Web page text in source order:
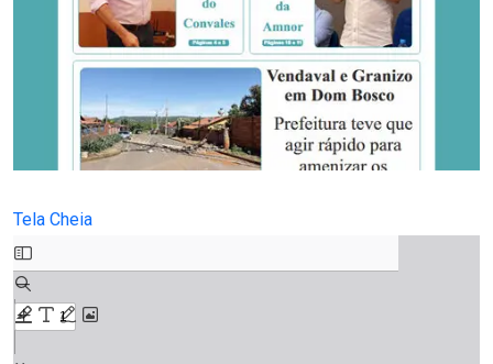
Tela Cheia